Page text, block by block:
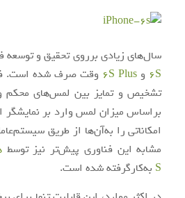
سال‌های زیادی برروی تحقیق و توسعه
6S و 6S Plus وقت صرف شده است.
تشخیص و تمایز بین لمس‌های محکم
براساس میزان لمس وارد بر نمایشگر
امکاناتی را به‌آن‌ها از طریق
مشابه این فناوری پیش‌تر نیز توسط
S به‌کارگرفته شده است.